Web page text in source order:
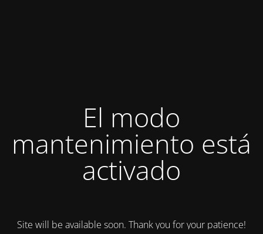
El modo
mantenimiento está
activado
Site will be available soon. Thank you for your patience!